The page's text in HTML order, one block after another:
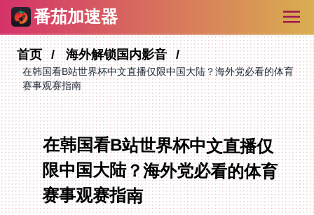
番茄加速器
首页 海外解锁国内影音
在韩国看B站世界杯中文直播仅限中国大陆？海外党必看的体育
赛事观赛指南
在韩国看B站世界杯中文直播仅
限中国大陆？海外党必看的体育
赛事观赛指南